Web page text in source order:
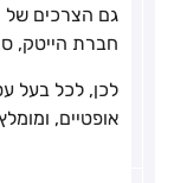
גם הצרכים של
חברת הייטק,
לכן, לכל בעל
אופטיים,